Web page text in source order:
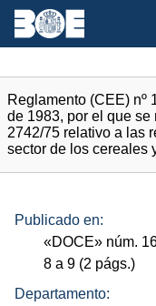
Reglamento (CEE) nº
de 1983, por el que se
2742/75 relativo a las
sector de los cereales
Publicado en:
«DOCE» núm.
8 a 9 (2 págs.)
Departamento: